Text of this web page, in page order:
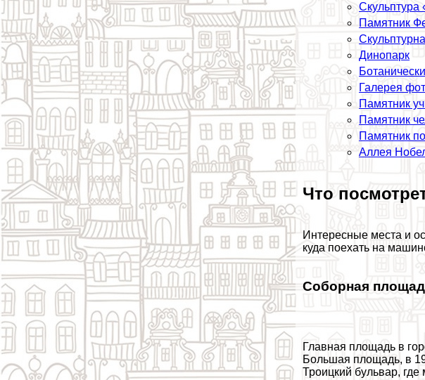
Памятник
Динопарк
Галерея
Памятник
Памятник
Памятник
Аллея
Что
Интересные места и
куда поехать на
Соборная
Главная площадь в
Большая площадь, в
Троицкий бульвар, где